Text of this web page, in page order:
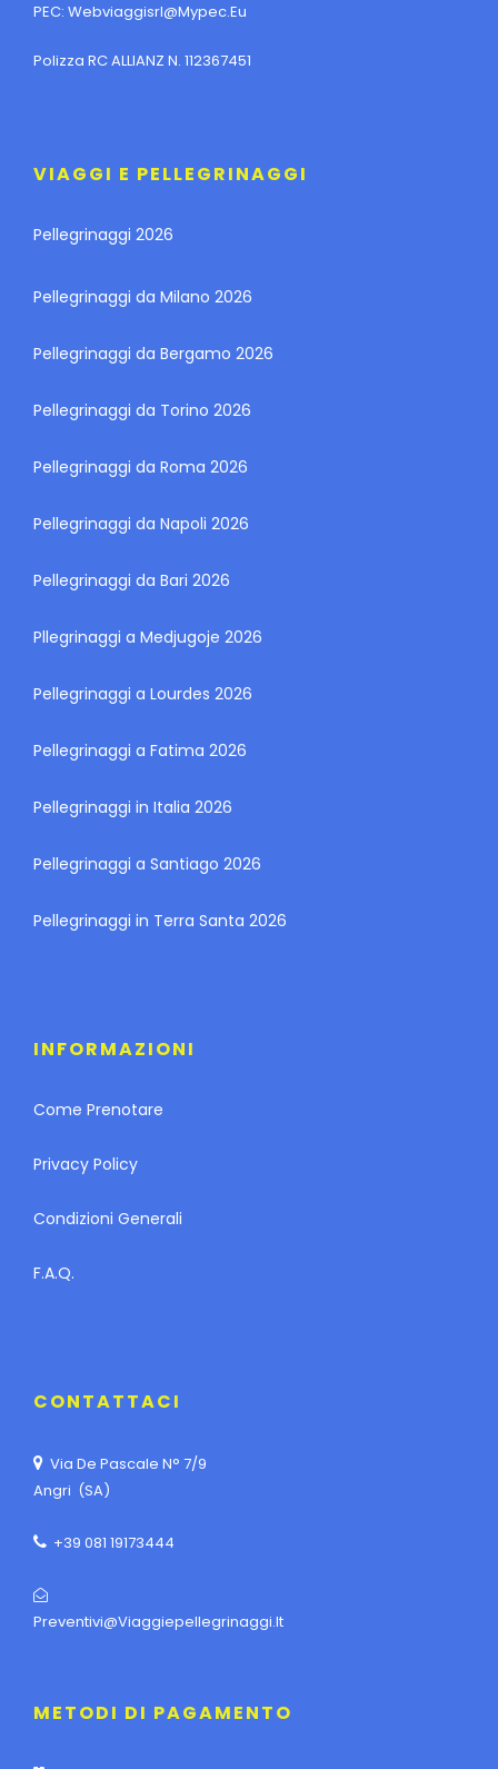
PEC: Webviaggisrl@mypec.eu
Polizza RC ALLIANZ N. 112367451
VIAGGI E PELLEGRINAGGI
Pellegrinaggi 2026
Pellegrinaggi da Milano 2026
Pellegrinaggi da Bergamo 2026
Pellegrinaggi da Torino 2026
Pellegrinaggi da Roma 2026
Pellegrinaggi da Napoli 2026
Pellegrinaggi da Bari 2026
Pllegrinaggi a Medjugoje 2026
Pellegrinaggi a Lourdes 2026
Pellegrinaggi a Fatima 2026
Pellegrinaggi in Italia 2026
Pellegrinaggi a Santiago 2026
Pellegrinaggi in Terra Santa 2026
INFORMAZIONI
Come Prenotare
Privacy Policy
Condizioni Generali
F.A.Q.
CONTATTACI
Via De Pascale N° 7/9
Angri (SA)
+39 081 19173444
Preventivi@viaggiepellegrinaggi.it
METODI DI PAGAMENTO